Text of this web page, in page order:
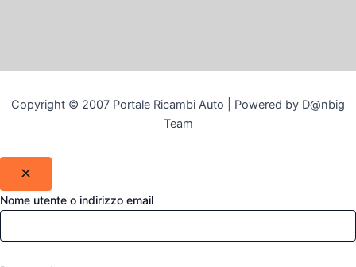
Copyright © 2007 Portale Ricambi Auto | Powered by D@nbig
Team
Nome utente o indirizzo email